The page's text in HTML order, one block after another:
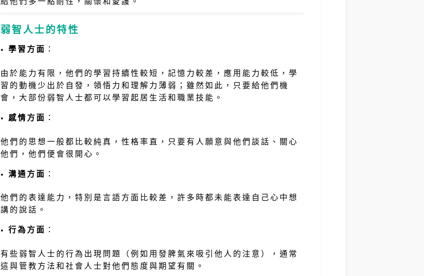
弱智人士的特性
學習方面 ：
由於能力有限，他們的學習持續性較短，記憶力較差，應用能力較低，學
習的動機少出於自發，領悟力和理解力薄弱；雖然如此，只要給他們機
會，大部份弱智人士都可以學習起居生活和職業技能。
感情方面 ：
他們的思想一般都比較純真，性格率直，只要有人願意與他們談話、關心
他們，他們便會很開心。
溝通方面 ：
他們的表達能力，特別是言語方面比較差，許多時都未能表達自己心中想
講的說話。
行為方面 ：
有些弱智人士的行為出現問題（例如用發脾氣來吸引他人的注意），通常
這與管教方法和社會人士對他們態度與期望有關。